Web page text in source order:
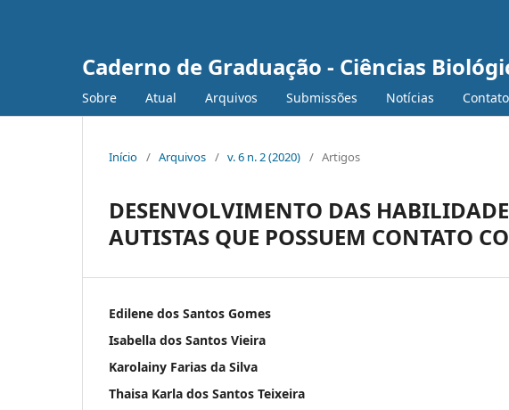
Caderno de Graduação - Ciências
Sobre Atual Arquivos Submissões Notícias Contato
Início / Arquivos / v. 6 n. 2 (2020) / Artigos
DESENVOLVIMENTO DAS
AUTISTAS QUE POSSUEM CONTATO
Edilene dos Santos Gomes
Isabella dos Santos Vieira
Karolainy Farias da Silva
Thaisa Karla dos Santos Teixeira